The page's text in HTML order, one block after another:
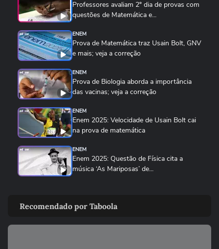
Professores avaliam 2º dia de provas com
questões de Matemática e...
ENEM
Prova de Matemática traz Usain Bolt, GNV
e mais; veja a correção
ENEM
Prova de Biologia aborda a importância
das vacinas; veja a correção
ENEM
Enem 2025: Velocidade de Usain Bolt cai
na prova de matemática
ENEM
Enem 2025: Questão de Física cita a
música ‘As Mariposas’ de...
interpretação de gráficos e...
ENEM
Recomendado por Taboola